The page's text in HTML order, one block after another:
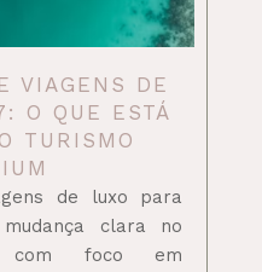
VIAGENS DE
O QUE ESTÁ
TURISMO
de luxo para
clara no
com foco em